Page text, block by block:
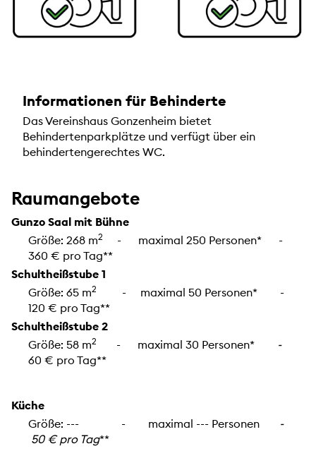
Informationen für Behinderte
Das Vereinshaus Gonzenheim bietet
Behindertenparkplätze und verfügt über ein
behindertengerechtes WC.
Raumangebote
Gunzo Saal mit Bühne
Größe: 268 m2
- maximal 250 Personen* -
360 € pro Tag**
Schultheißstube 1
Größe: 65 m2
- maximal 50 Personen* -
120 € pro Tag**
Schultheißstube 2
Größe: 58 m2 - maximal 30 Personen* -
60 € pro Tag**
Küche
Größe: --- - maximal --- Personen -
50 € pro Tag**